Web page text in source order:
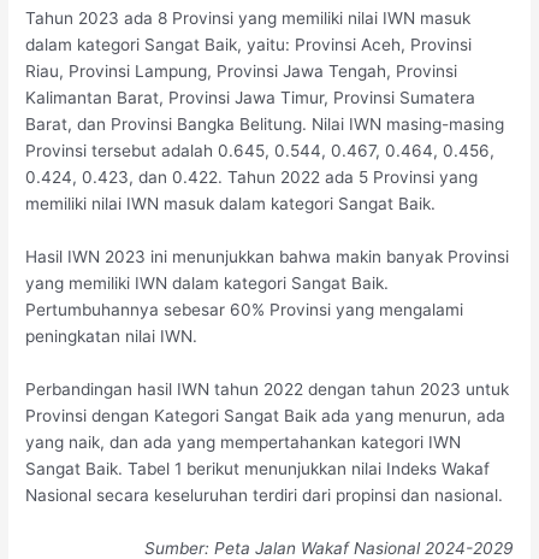
Tahun 2023 ada 8 Provinsi yang memiliki nilai IWN masuk
dalam kategori Sangat Baik, yaitu: Provinsi Aceh, Provinsi
Riau, Provinsi Lampung, Provinsi Jawa Tengah, Provinsi
Kalimantan Barat, Provinsi Jawa Timur, Provinsi Sumatera
Barat, dan Provinsi Bangka Belitung. Nilai IWN masing-masing
Provinsi tersebut adalah 0.645, 0.544, 0.467, 0.464, 0.456,
0.424, 0.423, dan 0.422. Tahun 2022 ada 5 Provinsi yang
memiliki nilai IWN masuk dalam kategori Sangat Baik.
Hasil IWN 2023 ini menunjukkan bahwa makin banyak Provinsi
yang memiliki IWN dalam kategori Sangat Baik.
Pertumbuhannya sebesar 60% Provinsi yang mengalami
peningkatan nilai IWN.
Perbandingan hasil IWN tahun 2022 dengan tahun 2023 untuk
Provinsi dengan Kategori Sangat Baik ada yang menurun, ada
yang naik, dan ada yang mempertahankan kategori IWN
Sangat Baik. Tabel 1 berikut menunjukkan nilai Indeks Wakaf
Nasional secara keseluruhan terdiri dari propinsi dan nasional.
Sumber: Peta Jalan Wakaf Nasional 2024-2029